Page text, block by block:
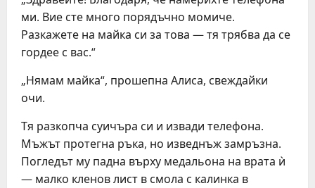
ми. Вие сте много порядъчно момиче.
Разкажете на майка си за това — тя трябва да се
гордее с вас.“
„Нямам майка“, прошепна Алиса, свеждайки
очи.
Тя разкопча суичъра си и извади телефона.
Мъжът протегна ръка, но изведнъж замръзна.
Погледът му падна върху медальона на врата ѝ
— малко кленов лист в смола с калинка в